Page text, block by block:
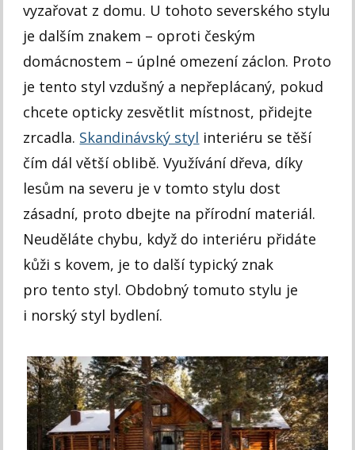
vyzařovat z domu. U tohoto severského stylu
je dalším znakem – oproti českým
domácnostem – úplné omezení záclon. Proto
je tento styl vzdušný a nepřeplácaný, pokud
chcete opticky zesvětlit místnost, přidejte
zrcadla. Skandinávský styl interiéru se těší
čím dál větší oblibě. Využívání dřeva, díky
lesům na severu je v tomto stylu dost
zásadní, proto dbejte na přírodní materiál.
Neuděláte chybu, když do interiéru přidáte
kůži s kovem, je to další typický znak
pro tento styl. Obdobný tomuto stylu je
i norský styl bydlení.